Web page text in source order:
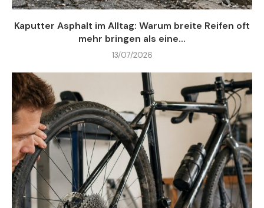
Kaputter Asphalt im Alltag: Warum breite Reifen oft
mehr bringen als eine...
13/07/2026